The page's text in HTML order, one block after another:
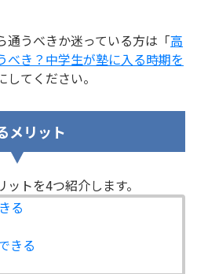
通うべきか迷っている方は「高
べき？中学生が塾に入る時期を
してください。
メリット
トを4つ紹介します。
る
きる